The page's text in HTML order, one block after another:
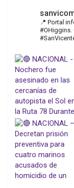
📍 Portal
#OHiggins.